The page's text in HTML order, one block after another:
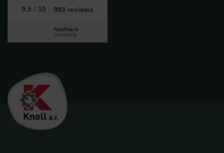
9.5 / 10 993 reviews